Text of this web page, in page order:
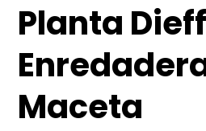
Planta
Maceta